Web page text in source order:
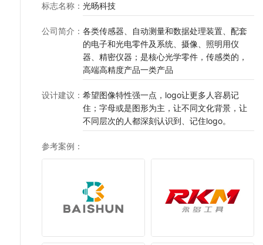
标志名称 ： 光旸科技
公司简介 ： 各类传感器、自动测量和数据处理装置、配套
的电子和光电零件及系统、摄像、照明用仪
器、精密仪器；是核心光学零件，传感类的，
高端高精度产品一类产品
设计建议 ： 希望图像特性强一点，logo让更多人容易记
住；字母或是图形为主，让不同文化背景，让
不同层次的人都深刻认识到、记住logo。
参考案例 ：